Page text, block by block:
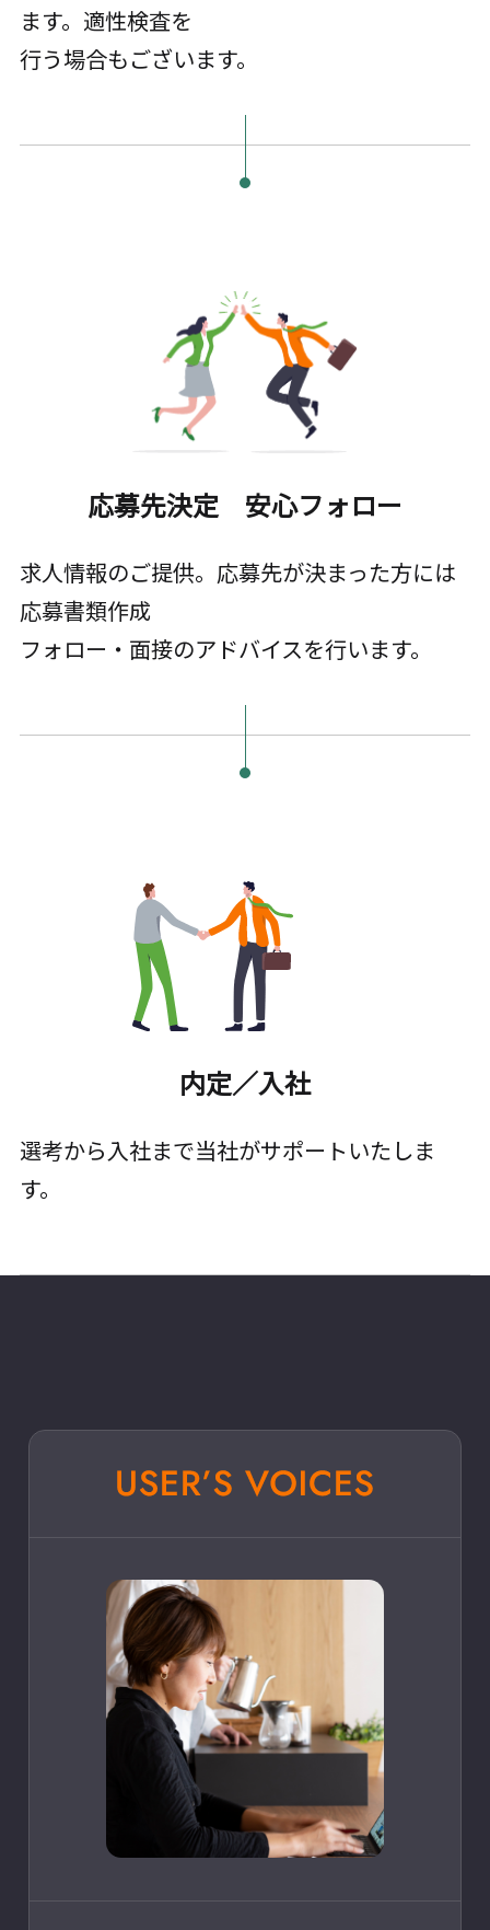
ます。適性検査を
行う場合もございます。
応募先決定 安心フォロー
求人情報のご提供。応募先が決まった方には
応募書類作成
フォロー・面接のアドバイスを行います。
内定／入社
選考から入社まで当社がサポートいたしま
す。